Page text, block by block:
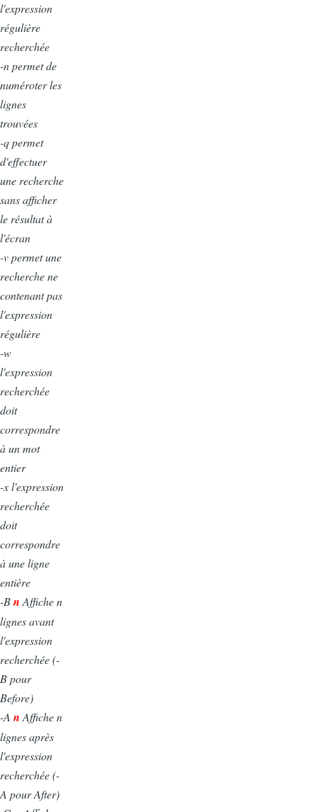
l'expression
régulière
recherchée
-n permet de
numéroter les
lignes
trouvées
-q permet
d'effectuer
une recherche
sans afficher
le résultat à
l'écran
-v permet une
recherche ne
contenant pas
l'expression
régulière
-w
l'expression
recherchée
doit
correspondre
à un mot
entier
-x l'expression
recherchée
doit
correspondre
à une ligne
entière
-Bn Affiche n
lignes avant
l'expression
recherchée (-
B pour
Before)
-A n Affiche n
lignes après
l'expression
recherchée (-
A pour After)